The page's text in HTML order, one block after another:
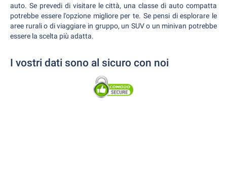
auto. Se prevedi di visitare le città, una classe di auto compatta
potrebbe essere l'opzione migliore per te. Se pensi di esplorare le
aree rurali o di viaggiare in gruppo, un SUV o un minivan potrebbe
essere la scelta più adatta.
I vostri dati sono al sicuro con noi